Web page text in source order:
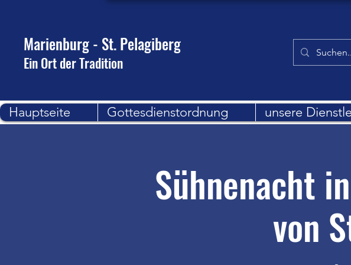
Marienburg - St. Pelagiberg
Ein Ort der Tradition
Hauptseite Gottesdienstordnung unsere
Sühnenacht
von